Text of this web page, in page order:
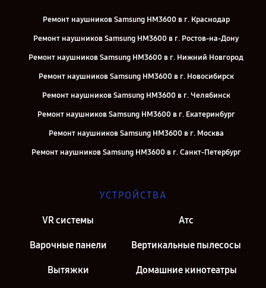
Ремонт наушников Samsung HM3600 в г. Краснодар
Ремонт наушников Samsung HM3600 в г. Ростов-на-Дону
Ремонт наушников Samsung HM3600 в г. Нижний Новгород
Ремонт наушников Samsung HM3600 в г. Новосибирск
Ремонт наушников Samsung HM3600 в г. Челябинск
Ремонт наушников Samsung HM3600 в г. Екатеринбург
Ремонт наушников Samsung HM3600 в г. Москва
Ремонт наушников Samsung HM3600 в г. Санкт-Петербург
УСТРОЙСТВА
VR системы Атс
Варочные панели Вертикальные пылесосы
Вытяжки Домашние кинотеатры